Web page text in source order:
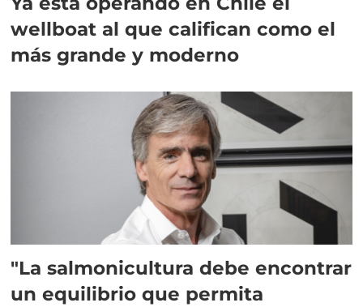
wellboat al que califican como el
más grande y moderno
"La salmonicultura debe encontrar
un equilibrio que permita